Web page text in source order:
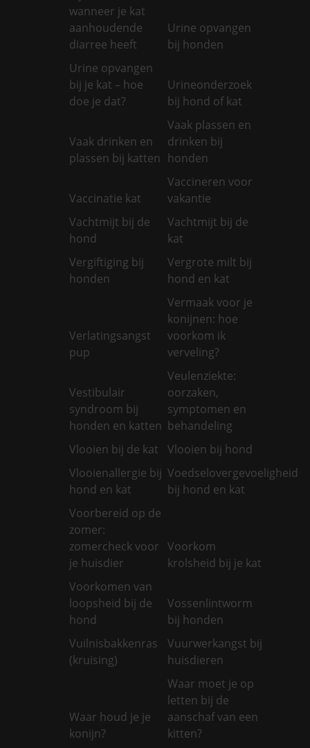
wanneer je kat
aanhoudende
diarree heeft
Urine opvangen
bij honden
Urine opvangen
bij je kat – hoe
doe je dat?
Urineonderzoek
bij hond of kat
Vaak drinken en
plassen bij katten
Vaak plassen en
drinken bij
honden
Vaccinatie kat
Vaccineren voor
vakantie
Vachtmijt bij de
hond
Vachtmijt bij de
kat
Vergiftiging bij
honden
Vergrote milt bij
hond en kat
Verlatingsangst
pup
Vermaak voor je
konijnen: hoe
voorkom ik
verveling?
Vestibulair
syndroom bij
honden en katten
Veulenziekte:
oorzaken,
symptomen en
behandeling
Vlooien bij de kat
Vlooien bij hond
Vlooienallergie bij
hond en kat
Voedselovergevoeligheid
bij hond en kat
Voorbereid op de
zomer:
zomercheck voor
je huisdier
Voorkom
krolsheid bij je kat
Voorkomen van
loopsheid bij de
hond
Vossenlintworm
bij honden
Vuilnisbakkenras
(kruising)
Vuurwerkangst bij
huisdieren
Waar houd je je
konijn?
Waar moet je op
letten bij de
aanschaf van een
kitten?